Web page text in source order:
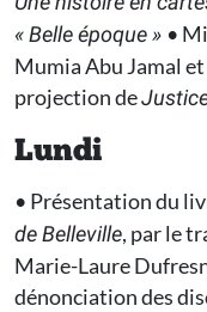
« Belle époque » •
Mumia Abu Jamal
projection de
Lundi
• Présentation du
de Belleville, par le
Marie-Laure
dénonciation des